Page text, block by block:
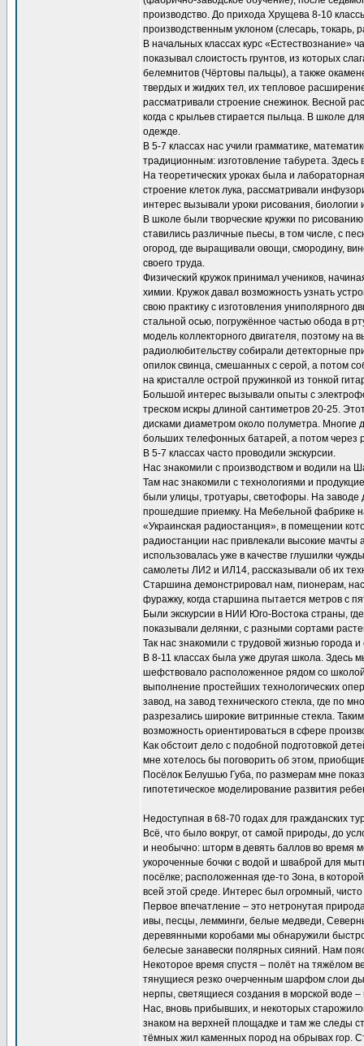
производство. До прихода Хрущева 8-10
производственным уклоном (слесарь, токарь,
В начальных классах курс «Естествознание»
показывал слоистость грунтов, из которых
белемнитов (Чёртовы пальцы), а также
твердых и жидких тел, их тепловое
рассматривали строение снежинок. Весной
когда с крыльев стирается пыльца. В школе
одежде.
В 5-7 классах нас учили грамматике,
традиционным: изготовление табурета. Здесь
На теоретических уроках была и
строение клеток лука, рассматривали
интерес вызывали уроки рисования, биологии
В школе были творческие кружки по
ставились различные пьесы, в том числе, с
огород, где выращивали овощи, смородину,
своего труда.
Физический кружок принимал учеников,
химии. Кружок давал возможность узнать
свою практику с изготовления униполярного
стальной осью, погружённое частью обода в
модель коллекторного двигателя, поэтому на
радиолюбительству собирали детекторные
опилок свинца, смешанных с серой, а потом
на кристалле острой пружинкой из тонкой
Большой интерес вызывали опыты с
треском искры длиной сантиметров 20-25.
дисками диаметром около полуметра. Многие
больших телефонных батарей, а потом через
В 5-7 классах часто проводили экскурсии.
Нас знакомили с производством и водили на
Там нас знакомили с технологиями и
были улицы, тротуары, светофоры. На
прошедшие приемку. На Мебельной фабрике
«Украинская радиостанция», в помещении
радиостанции нас привлекали высокие
использовалась уже в качестве глушилки
самолеты ЛИ2 и ИЛ14, рассказывали об их
Старшина демонстрировал нам, пионерам,
фуражку, когда старшина пытается метров с
Были экскурсии в НИИ Юго-Востока страны,
показывали делянки, с разными сортами
Так нас знакомили с трудовой жизнью города
В 8-11 классах была уже другая школа.
шефствовало расположенное рядом со
выполнение простейших технологических
завод, на завод технического стекла, где по
разрезались широкие витринные стекла.
возможность ориентироваться в сфере
Как обстоит дело с подобной подготовкой
мне хотелось бы поговорить об этом,
Посёлок Белушью Губа, по размерам мне
гипотетическое моделирование развития
Недоступная в 68-70 годах для гражданских
Всё, что было вокруг, от самой природы, до
и необычно: шторм в девять баллов во время
укороченные бочки с водой и шваброй для
посёлке; расположенная где-то Зона, в
всей этой среде. Интерес был огромный, чисто
Первое впечатление – это нетронутая
ивы, песцы, лемминги, белые медведи,
деревянными коробами мы обнаружили
белесые занавески полярных сияний. Нам
Некоторое время спустя – полёт на тяжёлом
тянущиеся резко очерченным шарфом слои
нерпы, светящиеся создания в морской воде
Нас, вновь прибывших, и некоторых
знаком на верхней площадке и там же следы
тёмных жил каменных пород на обрывах гор.